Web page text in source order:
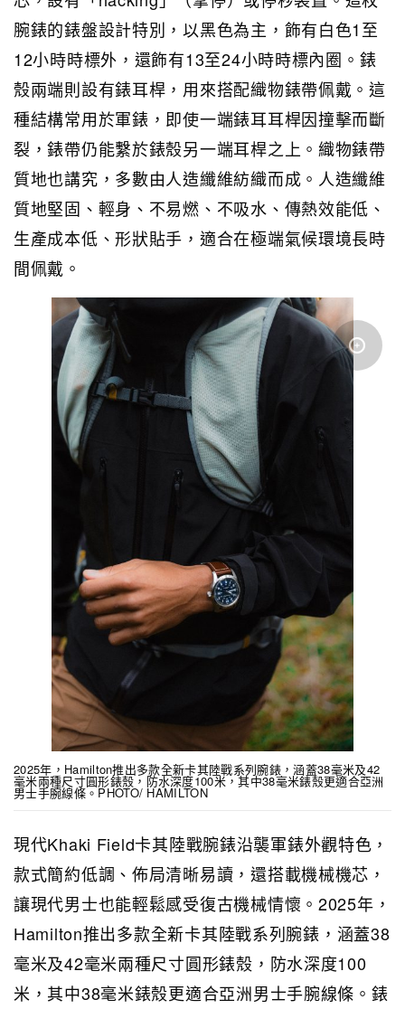
腕錶的錶盤設計特別，以黑色為主，飾有白色1至
12小時時標外，還飾有13至24小時時標內圈。錶
殼兩端則設有錶耳桿，用來搭配織物錶帶佩戴。這
種結構常用於軍錶，即使一端錶耳耳桿因撞擊而斷
裂，錶帶仍能繫於錶殼另一端耳桿之上。織物錶帶
質地也講究，多數由人造纖維紡織而成。人造纖維
質地堅固、輕身、不易燃、不吸水、傳熱效能低、
生產成本低、形狀貼手，適合在極端氣候環境長時
間佩戴。
2025年，Hamilton推出多款全新卡其陸戰系列腕錶，涵蓋38毫米及42
毫米兩種尺寸圓形錶殼，防水深度100米，其中38毫米錶殼更適合亞洲
男士手腕線條。PHOTO/ HAMILTON
現代Khaki Field卡其陸戰腕錶沿襲軍錶外觀特色，
款式簡約低調、佈局清晰易讀，還搭載機械機芯，
讓現代男士也能輕鬆感受復古機械情懷。2025年，
Hamilton推出多款全新卡其陸戰系列腕錶，涵蓋38
毫米及42毫米兩種尺寸圓形錶殼，防水深度100
米，其中38毫米錶殼更適合亞洲男士手腕線條。錶